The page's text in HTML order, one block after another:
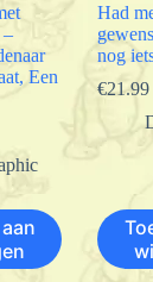
–
Een
Had
nog
€21.99